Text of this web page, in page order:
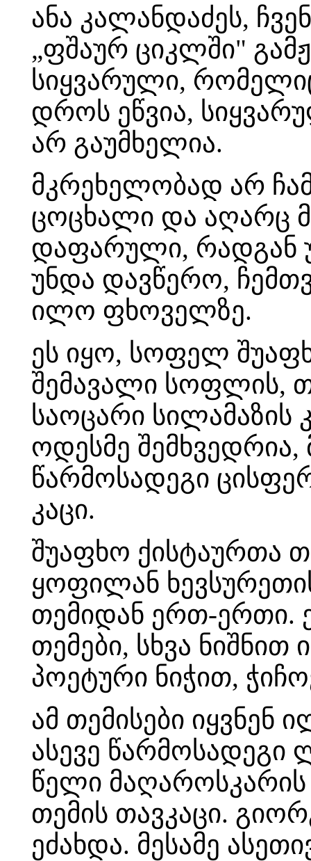
ანა კალანდაძეს,
„ფშაურ ციკლში"
სიყვარული,
დროს ეწვია,
არ გაუმხელია.
მკრეხელობად არ
ცოცხალი და აღარც
დაფარული, რადგან
უნდა დავწერო,
ილო ფხოველზე.
ეს იყო, სოფელ
შემავალი სოფლის,
საოცარი სილამაზის
ოდესმე შემხვედრია,
წარმოსადეგი
კაცი.
შუაფხო ქისტაურთა
ყოფილან
თემიდან ერთ-ერთი.
თემები, სხვა
პოეტური ნიჭით,
ამ თემისები
ასევე წარმოსადეგი
წელი
თემის თავკაცი.
ეძახდა. მესამე